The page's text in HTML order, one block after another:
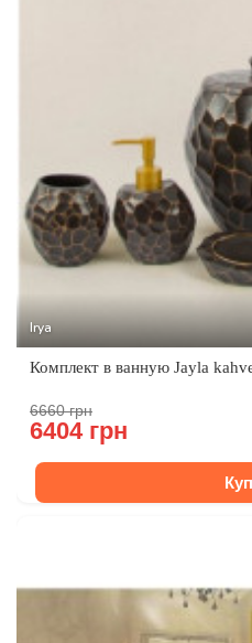
Irya
Комплект в ванную Jayla
6660 грн
6404 грн